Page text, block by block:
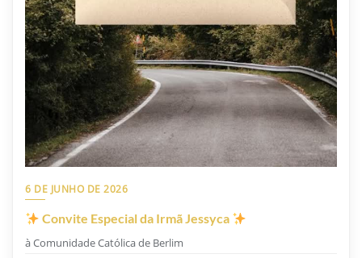
6 DE JUNHO DE 2026
Convite Especial da Irmã Jessyca
à Comunidade Católica de Berlim